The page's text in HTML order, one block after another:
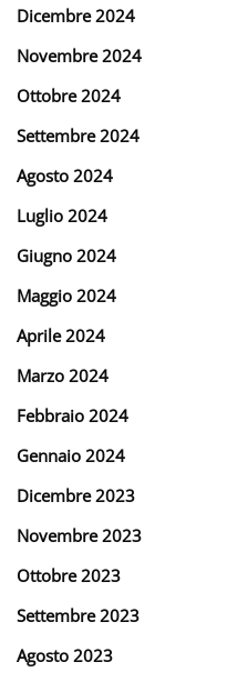
Dicembre 2024
Novembre 2024
Ottobre 2024
Settembre 2024
Agosto 2024
Luglio 2024
Giugno 2024
Maggio 2024
Aprile 2024
Marzo 2024
Febbraio 2024
Gennaio 2024
Dicembre 2023
Novembre 2023
Ottobre 2023
Settembre 2023
Agosto 2023